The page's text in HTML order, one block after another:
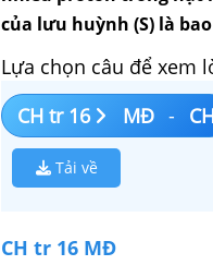
của lưu huỳnh (S) là
Lựa chọn câu để xem
CH tr 16
MĐ -
Tải về
CH tr 16 MĐ